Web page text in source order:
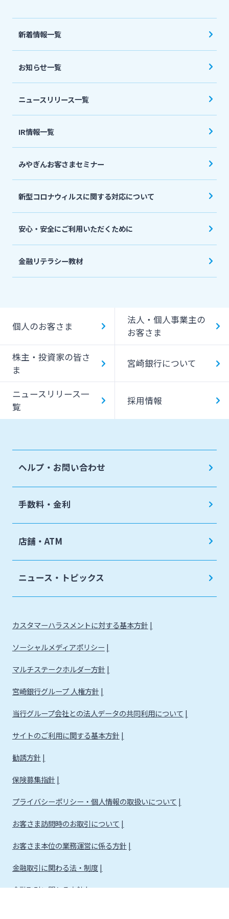
株主・投資家の皆さま
ニュースリリース一覧
採用情報
新着情報一覧
お知らせ一覧
ニュースリリース一覧
IR情報一覧
みやぎんお客さまセミナー
新型コロナウィルスに関する対応について
安心・安全にご利用いただくために
金融リテラシー教材
個人のお客さま
法人・個人事業主の
お客さま
株主・投資家の皆さ
ま
宮崎銀行について
ニュースリリース一
覧
採用情報
ヘルプ・お問い合わせ
手数料・金利
店舗・ATM
ニュース・トピックス
カスタマーハラスメントに対する基本方針
ソーシャルメディアポリシー
マルチステークホルダー方針
宮崎銀行グループ 人権方針
当行グループ会社との法人データの共同利用について
サイトのご利用に関する基本方針
勧誘方針
保険募集指針
プライバシーポリシー・個人情報の取扱いについて
お客さま訪問時のお取引について
お客さま本位の業務運営に係る方針
金融取引に関わる法・制度
金融取引に関わる方針